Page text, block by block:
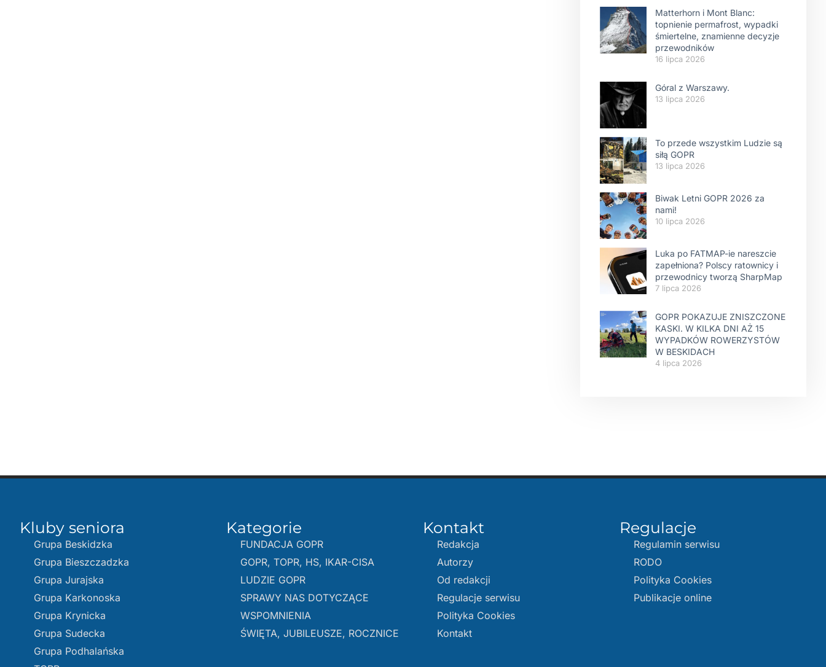
Matterhorn i Mont Blanc:
topnienie permafrost, wypadki
śmiertelne, znamienne decyzje
przewodników
16 lipca 2026
Góral z Warszawy.
13 lipca 2026
To przede wszystkim Ludzie są
siłą GOPR
13 lipca 2026
Biwak Letni GOPR 2026 za
nami!
10 lipca 2026
Luka po FATMAP-ie nareszcie
zapełniona? Polscy ratownicy i
przewodnicy tworzą SharpMap
7 lipca 2026
GOPR POKAZUJE ZNISZCZONE
KASKI. W KILKA DNI AŻ 15
WYPADKÓW ROWERZYSTÓW
W BESKIDACH
4 lipca 2026
Kluby seniora
Grupa Beskidzka​
Grupa Bieszczadzka
Grupa Jurajska
Grupa Karkonoska
Grupa Krynicka
Grupa Sudecka
Grupa Podhalańska
Kategorie
FUNDACJA GOPR
GOPR, TOPR, HS, IKAR-CISA
LUDZIE GOPR
SPRAWY NAS DOTYCZĄCE
WSPOMNIENIA
ŚWIĘTA, JUBILEUSZE, ROCZNICE
Kontakt
Redakcja
Autorzy
Od redakcji
Regulacje serwisu
Polityka Cookies
Kontakt
Regulacje
Regulamin serwisu
RODO
Polityka Cookies
Publikacje online